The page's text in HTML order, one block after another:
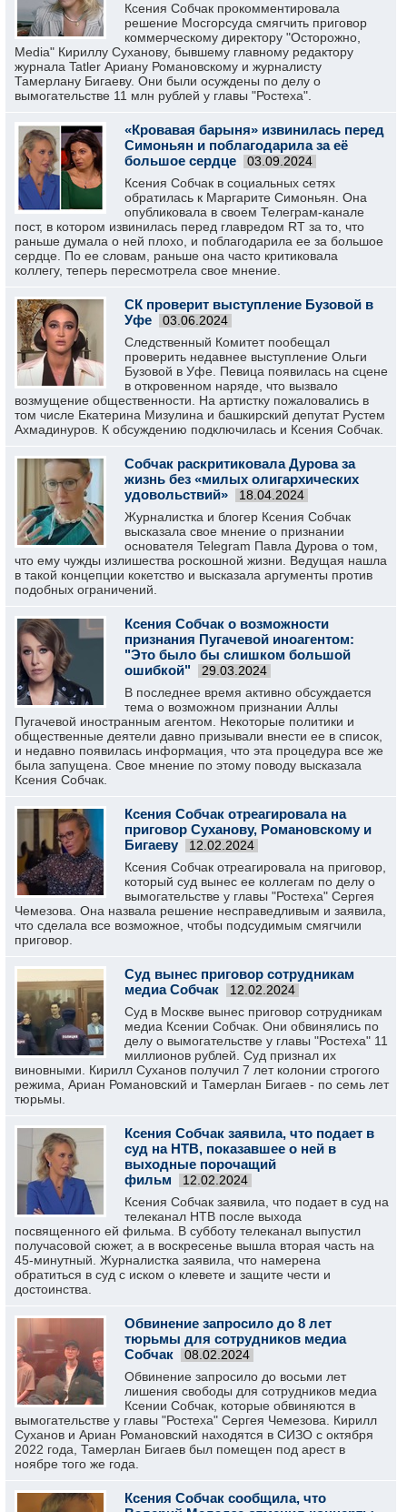
Ксения Собчак прокомментировала
решение Мосгорсуда смягчить приговор
коммерческому директору "Осторожно,
Media" Кириллу Суханову, бывшему главному редактору
журнала Tatler Ариану Романовскому и журналисту
Тамерлану Бигаеву. Они были осуждены по делу о
вымогательстве 11 млн рублей у главы "Ростеха".
«Кровавая барыня» извинилась перед
Симоньян и поблагодарила за её
большое сердце
03.09.2024
Ксения Собчак в социальных сетях
обратилась к Маргарите Симоньян. Она
опубликовала в своем Телеграм-канале
пост, в котором извинилась перед главредом RT за то, что
раньше думала о ней плохо, и поблагодарила ее за большое
сердце. По ее словам, раньше она часто критиковала
коллегу, теперь пересмотрела свое мнение.
СК проверит выступление Бузовой в
Уфе
03.06.2024
Следственный Комитет пообещал
проверить недавнее выступление Ольги
Бузовой в Уфе. Певица появилась на сцене
в откровенном наряде, что вызвало
возмущение общественности. На артистку пожаловались в
том числе Екатерина Мизулина и башкирский депутат Рустем
Ахмадинуров. К обсуждению подключилась и Ксения Собчак.
Собчак раскритиковала Дурова за
жизнь без «милых олигархических
удовольствий»
18.04.2024
Журналистка и блогер Ксения Собчак
высказала свое мнение о признании
основателя Telegram Павла Дурова о том,
что ему чужды излишества роскошной жизни. Ведущая нашла
в такой концепции кокетство и высказала аргументы против
подобных ограничений.
Ксения Собчак о возможности
признания Пугачевой иноагентом:
"Это было бы слишком большой
ошибкой"
29.03.2024
В последнее время активно обсуждается
тема о возможном признании Аллы
Пугачевой иностранным агентом. Некоторые политики и
общественные деятели давно призывали внести ее в список,
и недавно появилась информация, что эта процедура все же
была запущена. Свое мнение по этому поводу высказала
Ксения Собчак.
Ксения Собчак отреагировала на
приговор Суханову, Романовскому и
Бигаеву
12.02.2024
Ксения Собчак отреагировала на приговор,
который суд вынес ее коллегам по делу о
вымогательстве у главы "Ростеха" Сергея
Чемезова. Она назвала решение несправедливым и заявила,
что сделала все возможное, чтобы подсудимым смягчили
приговор.
Суд вынес приговор сотрудникам
медиа Собчак
12.02.2024
Суд в Москве вынес приговор сотрудникам
медиа Ксении Собчак. Они обвинялись по
делу о вымогательстве у главы "Ростеха" 11
миллионов рублей. Суд признал их
виновными. Кирилл Суханов получил 7 лет колонии строгого
режима, Ариан Романовский и Тамерлан Бигаев - по семь лет
тюрьмы.
Ксения Собчак заявила, что подает в
суд на НТВ, показавшее о ней в
выходные порочащий
фильм
12.02.2024
Ксения Собчак заявила, что подает в суд на
телеканал НТВ после выхода
посвященного ей фильма. В субботу телеканал выпустил
получасовой сюжет, а в воскресенье вышла вторая часть на
45-минутный. Журналистка заявила, что намерена
обратиться в суд с иском о клевете и защите чести и
достоинства.
Обвинение запросило до 8 лет
тюрьмы для сотрудников медиа
Собчак
08.02.2024
Обвинение запросило до восьми лет
лишения свободы для сотрудников медиа
Ксении Собчак, которые обвиняются в
вымогательстве у главы "Ростеха" Сергея Чемезова. Кирилл
Суханов и Ариан Романовский находятся в СИЗО с октября
2022 года, Тамерлан Бигаев был помещен под арест в
ноябре того же года.
Ксения Собчак сообщила, что